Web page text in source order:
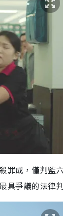
罪成，僅判監
具爭議的法律